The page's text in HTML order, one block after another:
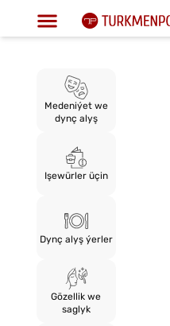
Medeniýet we
dynç alyş
Işewürler üçin
Dynç alyş ýerler
Gözellik we
saglyk